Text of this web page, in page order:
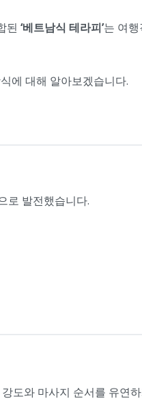
된 ‘베트남식 테라피’는 여
에 대해 알아보겠습니다.
로 발전했습니다.
도와 마사지 순서를 유연